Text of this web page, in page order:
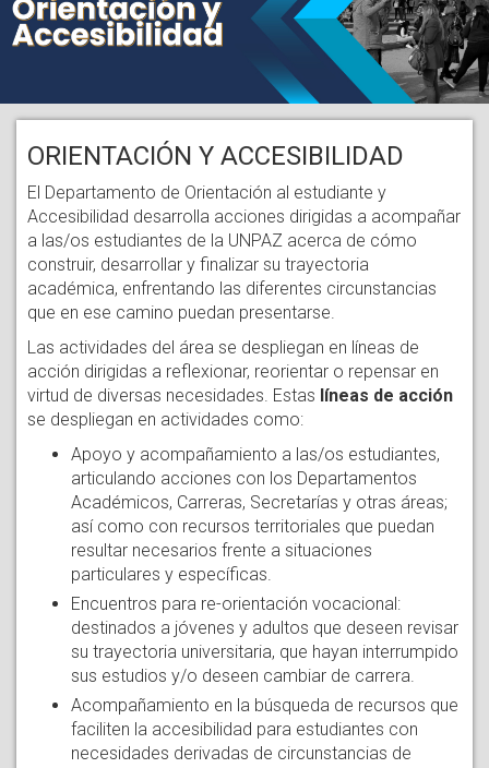
ORIENTACIÓN Y ACCESIBILIDAD
El Departamento de Orientación al estudiante y
Accesibilidad desarrolla acciones dirigidas a acompañar
a las/os estudiantes de la UNPAZ acerca de cómo
construir, desarrollar y finalizar su trayectoria
académica, enfrentando las diferentes circunstancias
que en ese camino puedan presentarse.
Las actividades del área se despliegan en líneas de
acción dirigidas a reflexionar, reorientar o repensar en
virtud de diversas necesidades. Estas líneas de acción
se despliegan en actividades como:
Apoyo y acompañamiento a las/os estudiantes,
articulando acciones con los Departamentos
Académicos, Carreras, Secretarías y otras áreas;
así como con recursos territoriales que puedan
resultar necesarios frente a situaciones
particulares y específicas.
Encuentros para re-orientación vocacional:
destinados a jóvenes y adultos que deseen revisar
su trayectoria universitaria, que hayan interrumpido
sus estudios y/o deseen cambiar de carrera.
Acompañamiento en la búsqueda de recursos que
faciliten la accesibilidad para estudiantes con
necesidades derivadas de circunstancias de